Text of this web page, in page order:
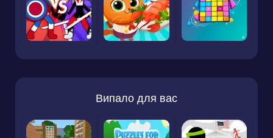
Випало для вас